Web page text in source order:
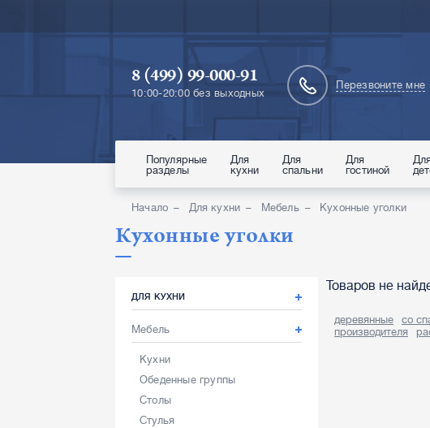
8 (499) 99-000-91
10:00-20:00 без выходных
Перезвоните мне
Популярные
разделы
Для
кухни
Для
спальни
Для
гостиной
Начало Для кухни Мебель Кухонные уголки
Кухонные уголки
ДЛЯ КУХНИ
Мебель
Кухни
Обеденные группы
Столы
Стулья
Товаров не
деревянные со
производителя